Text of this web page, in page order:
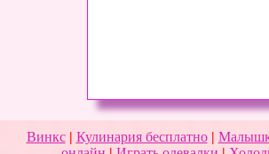
Винкс| Кулинария бесплатно|